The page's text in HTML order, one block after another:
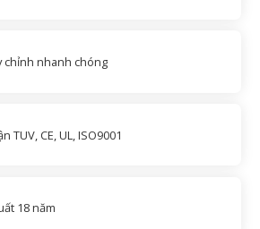
chỉnh nhanh chóng
TUV, CE, UL, ISO9001
18 năm